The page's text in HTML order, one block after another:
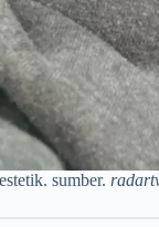
sumber.